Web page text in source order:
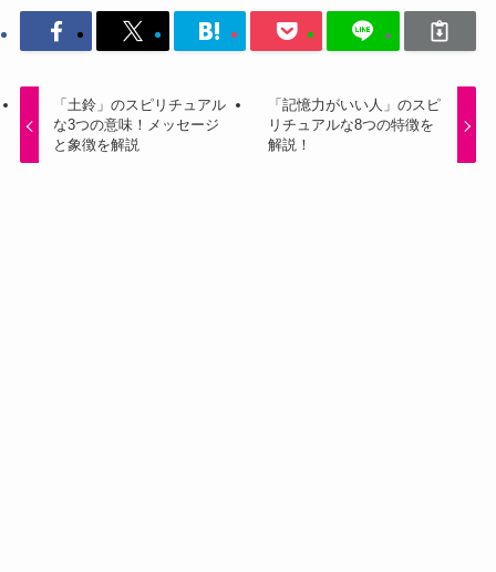
「土鈴」のスピリチュアル
な3つの意味！メッセージ
と象徴を解説
「記憶力がいい人」のスピ
リチュアルな8つの特徴を
解説！